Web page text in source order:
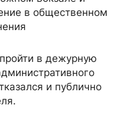
в общественном
в дежурную
и публично